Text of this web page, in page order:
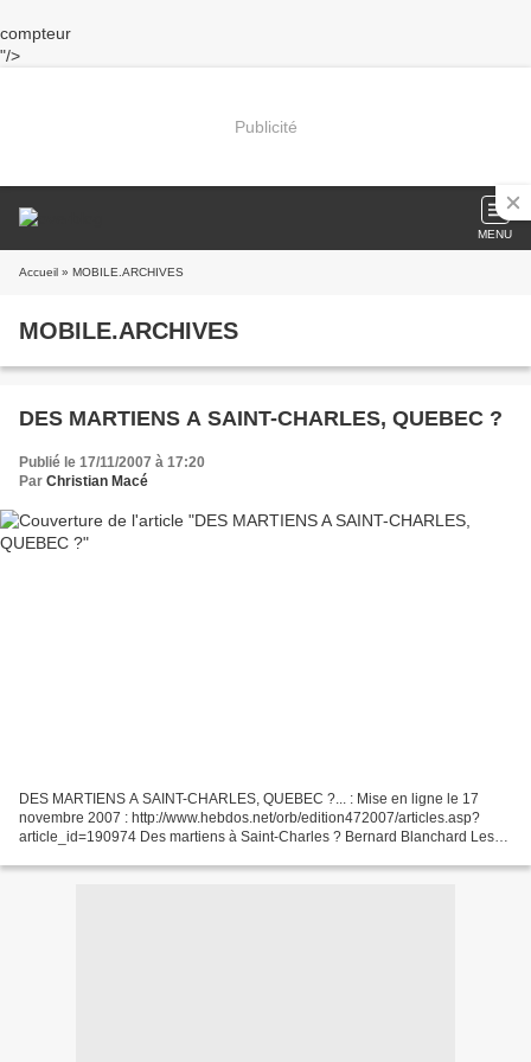
compteur
"/>
Publicité
MENU
Accueil » MOBILE.ARCHIVES
MOBILE.ARCHIVES
DES MARTIENS A SAINT-CHARLES, QUEBEC ?
Publié le 17/11/2007 à 17:20
Par Christian Macé
DES MARTIENS A SAINT-CHARLES, QUEBEC ?... : Mise en ligne le 17
novembre 2007 : http://www.hebdos.net/orb/edition472007/articles.asp?
article_id=190974 Des martiens à Saint-Charles ? Bernard Blanchard Les